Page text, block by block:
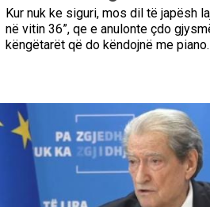
Kur nuk ke siguri, mos dil të japësh
në vitin 36”, qe e anulonte çdo
këngëtarët që do këndojnë me piano.